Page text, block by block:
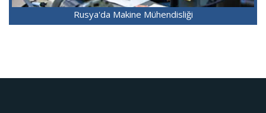
Rusya'da Makine Mühendisliği